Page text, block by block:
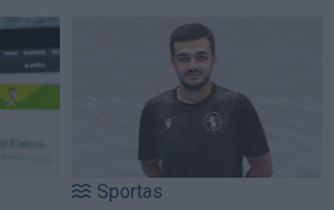
Sportas